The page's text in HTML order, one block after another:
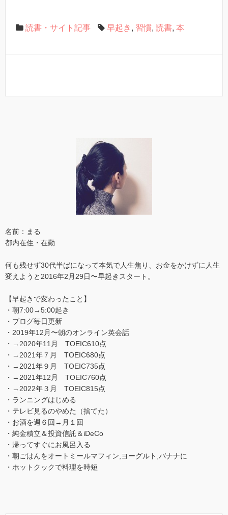
読書・サイト記事 早起き , 習慣, 読書, 本
名前：まる
都内在住・在勤
何も残せず30代半ばになって本気で人生焦り、お金をかけずに人生
変えようと2016年2月29日〜早起きスタート。
【早起きで変わったこと】
・朝7:00→5:00起き
・ブログ毎日更新
・2019年12月〜朝のオンライン英会話
・→2020年11月 TOEIC610点
・→2021年７月 TOEIC680点
・→2021年９月 TOEIC735点
・→2021年12月 TOEIC760点
・→2022年３月 TOEIC815点
・ランニングはじめる
・テレビ見るのやめた（捨てた）
・お酒を週６回→月１回
・純金積立＆投資信託＆iDeCo
・帰ってすぐにお風呂入る
・朝ごはんをオートミールマフィン,ヨーグルト,バナナに
・ホットクックで料理を時短